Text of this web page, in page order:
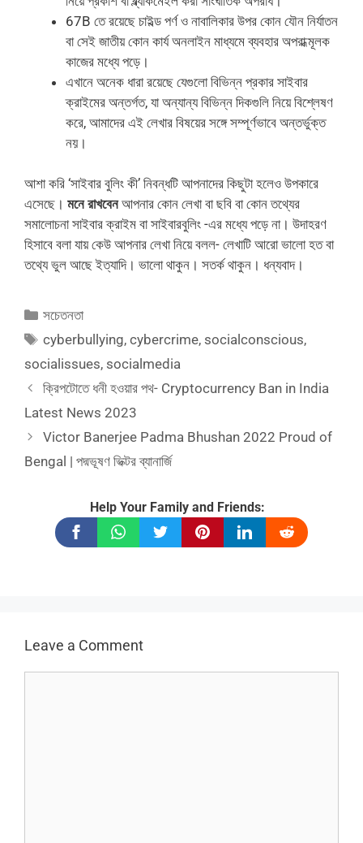
67B তে রয়েছে চাইল্ড পর্ণ ও নাবালিকার উপর কোন যৌন নির্যাতন
বা সেই জাতীয় কোন কার্য অনলাইন মাধ্যমে ব্যবহার অপরাধ্মূলক
কাজের মধ্যে পড়ে।
এখানে অনেক ধারা রয়েছে যেগুলো বিভিন্ন প্রকার সাইবার
ক্রাইমের অন্তর্গত, যা অন্যান্য বিভিন্ন দিকগুলি নিয়ে বিশ্লেষণ
করে, আমাদের এই লেখার বিষয়ের সঙ্গে সম্পূর্ণভাবে অন্তর্ভুক্ত
নয়।
আশা করি ‘সাইবার বুলিং কী’ নিবন্ধটি আপনাদের কিছুটা হলেও উপকারে
এসেছে। মনে রাখবেনআপনার কোন লেখা বা ছবি বা কোন তথ্যের
সমালোচনা সাইবার ক্রাইম বা সাইবারবুলিং -এর মধ্যে পড়ে না। উদাহরণ
হিসাবে বলা যায় কেউ আপনার লেখা নিয়ে বলল- লেখাটি আরো ভালো হত বা
তথ্যে ভুল আছে ইত্যাদি। ভালো থাকুন। সতর্ক থাকুন। ধন্যবাদ।
Categories
সচেতনতা
Tags
cyberbullying,cybercrime, socialconscious,
socialissues, socialmedia
ক্রিপটোতে ধনী হওয়ার পথ- Cryptocurrency Ban in India
Latest News 2023
Victor Banerjee Padma Bhushan 2022 Proud of
Bengal | পদ্মভূষণ ভিক্টর ব্যানার্জি
Help Your Family and Friends:
Leave a Comment